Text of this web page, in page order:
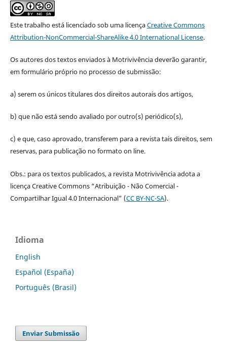
Este trabalho está licenciado sob uma licençaCreative Commons
Attribution-NonCommercial-ShareAlike 4.0 International License.
Os autores dos textos enviados à Motrivivência deverão garantir,
em formulário próprio no processo de submissão:
a) serem os únicos titulares dos direitos autorais dos artigos,
b) que não está sendo avaliado por outro(s) periódico(s),
c) e que, caso aprovado, transferem para a revista tais direitos, sem
reservas, para publicação no formato on line.
Obs.: para os textos publicados, a revista Motrivivência adota a
licença Creative Commons “Atribuição - Não Comercial -
Compartilhar Igual 4.0 Internacional” (CC BY-NC-SA).
Idioma
English
Español (España)
Português (Brasil)
Enviar Submissão